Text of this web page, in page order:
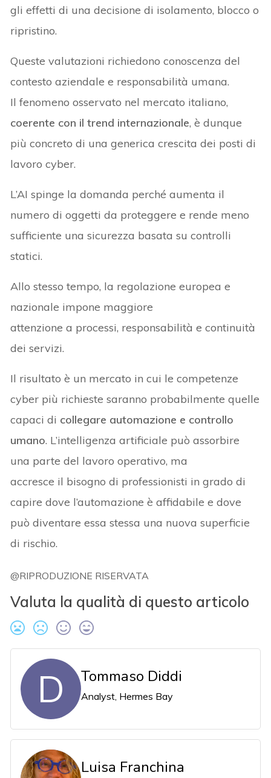
gli effetti di una decisione di isolamento, blocco o
ripristino.
Queste valutazioni richiedono conoscenza del
contesto aziendale e responsabilità umana.
Il fenomeno osservato nel mercato italiano,
coerente con il trend internazionale, è dunque
più concreto di una generica crescita dei posti di
lavoro cyber.
L’AI spinge la domanda perché aumenta il
numero di oggetti da proteggere e rende meno
sufficiente una sicurezza basata su controlli
statici.
Allo stesso tempo, la regolazione europea e
nazionale impone maggiore
attenzione a processi, responsabilità e continuità
dei servizi.
Il risultato è un mercato in cui le competenze
cyber più richieste saranno probabilmente quelle
capaci di collegare automazione e controllo
umano. L’intelligenza artificiale può assorbire
una parte del lavoro operativo, ma
accresce il bisogno di professionisti in grado di
capire dove l’automazione è affidabile e dove
può diventare essa stessa una nuova superficie
di rischio.
@RIPRODUZIONE RISERVATA
Valuta la qualità di questo articolo
D Tommaso Diddi
Analyst, Hermes Bay
Luisa Franchina